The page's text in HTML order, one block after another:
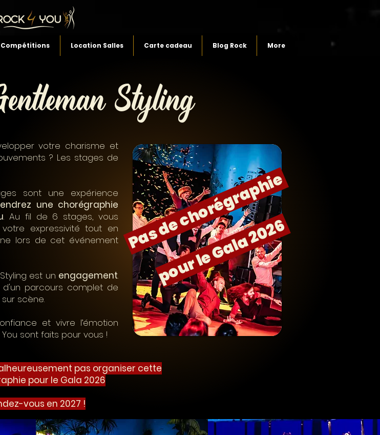
Compétitions Location Salles Carte cadeau Blog Rock More
Styling
votre charisme et
? Les stages de
sont une expérience
une chorégraphie
. Au fil de 6 stages, vous
expressivité tout en
lors de cet événement
est un engagement.
d'un parcours complet de
scène.
et vivre l’émotion
sont faits pour vous !
Pas de chorégraphie
pour le Gala 2026
pas organiser cette
pour le Gala 2026
vous en 2027 !